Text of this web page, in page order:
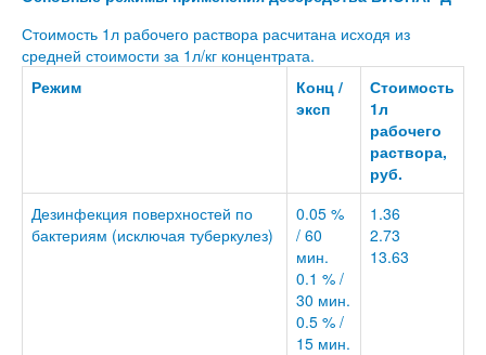
Стоимость 1л рабочего раствора расчитана исходя из
средней стоимости за 1л/кг концентрата.
Режим
Конц /
эксп
Стоимость
1л
рабочего
раствора,
руб.
Дезинфекция поверхностей по
бактериям (исключая туберкулез)
0.05 %
/ 60
мин.
0.1 % /
30 мин.
0.5 % /
15 мин.
1.36
2.73
13.63